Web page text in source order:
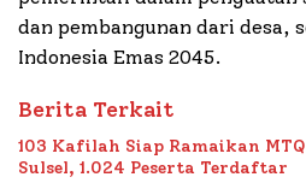
dan pembangunan dari desa,
Indonesia Emas 2045.
Berita Terkait
103 Kafilah Siap Ramaikan
Sulsel, 1.024 Peserta Terdaftar